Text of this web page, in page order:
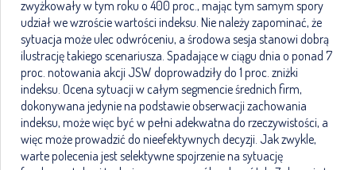
zwyżkowały w tym roku o 400 proc., mając tym samym spory
udział we wzroście wartości indeksu. Nie należy zapominać, że
sytuacja może ulec odwróceniu, a środowa sesja stanowi dobrą
ilustrację takiego scenariusza. Spadające w ciągu dnia o ponad 7
proc. notowania akcji JSW doprowadziły do 1 proc. zniżki
indeksu. Ocena sytuacji w całym segmencie średnich firm,
dokonywana jedynie na podstawie obserwacji zachowania
indeksu, może więc być w pełni adekwatna do rzeczywistości, a
więc może prowadzić do nieefektywnych decyzji. Jak zwykle,
warte polecenia jest selektywne spojrzenie na sytuację